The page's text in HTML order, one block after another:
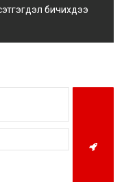
бичихдээ